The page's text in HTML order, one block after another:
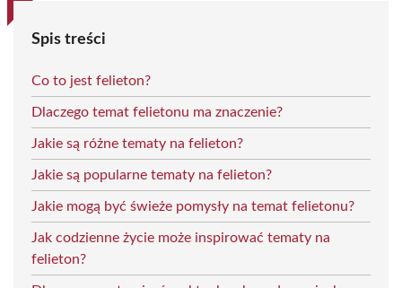
Spis treści
Co to jest felieton?
Dlaczego temat felietonu ma znaczenie?
Jakie są różne tematy na felieton?
Jakie są popularne tematy na felieton?
Jakie mogą być świeże pomysły na temat felietonu?
Jak codzienne życie może inspirować tematy na
felieton?